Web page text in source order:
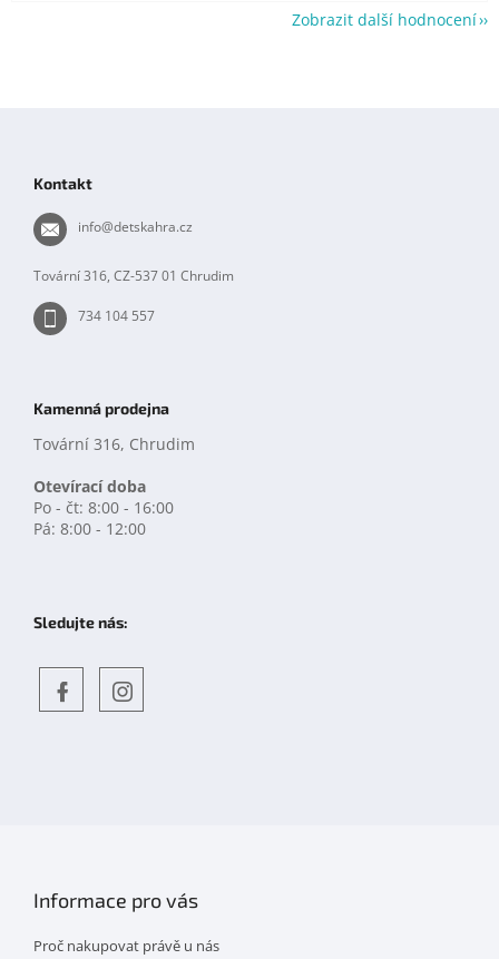
Zobrazit další hodnocení
Kontakt
info@detskahra.cz
Tovární 316, CZ-537 01 Chrudim
734 104 557
Kamenná prodejna
Tovární 316, Chrudim
Otevírací doba
Po - čt: 8:00 - 16:00
Pá: 8:00 - 12:00
Sledujte nás:
Informace pro vás
Proč nakupovat právě u nás